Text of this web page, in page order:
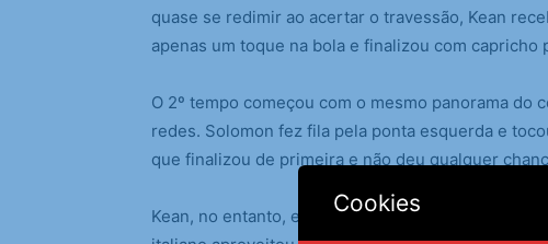
quase se redimir ao acertar o travessão, Kean
apenas um toque na bola e finalizou com capricho
O 2º tempo começou com o mesmo panorama do
redes. Solomon fez fila pela ponta esquerda e
que finalizou de primeira e não deu qualquer
Kean, no entanto, estava inspirado e voltou a
Cookies